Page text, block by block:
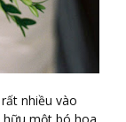
nhiều vào